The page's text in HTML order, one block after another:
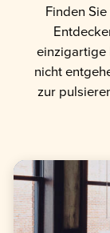
Finden
einzigartige
nicht
zur